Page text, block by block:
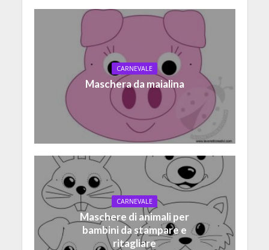
CARNEVALE
Maschera da maialina
CARNEVALE
Maschere di animali per
bambini da stampare e
ritagliare